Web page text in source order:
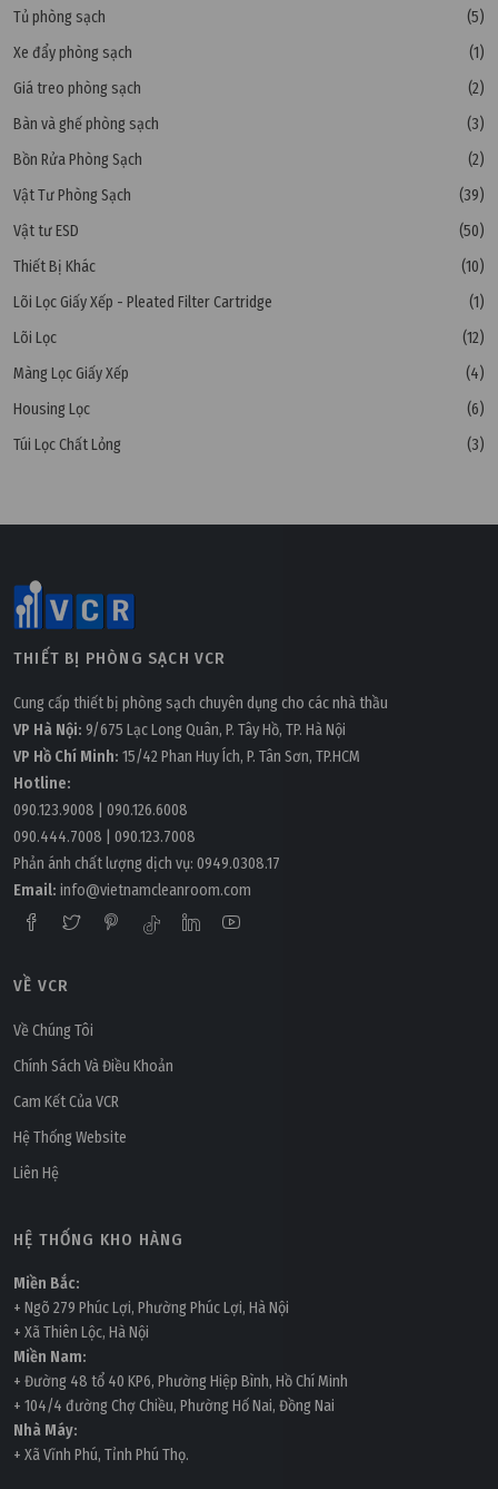
Tủ phòng sạch
(5)
Xe đẩy phòng sạch
(1)
Giá treo phòng sạch
(2)
Bàn và ghế phòng sạch
(3)
Bồn Rửa Phòng Sạch
(2)
Vật Tư Phòng Sạch
(39)
Vật tư ESD
(50)
Thiết Bị Khác
(10)
Lõi Lọc Giấy Xếp - Pleated Filter Cartridge
(1)
Lõi Lọc
(12)
Màng Lọc Giấy Xếp
(4)
Housing Lọc
(6)
Túi Lọc Chất Lỏng
(3)
THIẾT BỊ PHÒNG SẠCH VCR
Cung cấp thiết bị phòng sạch chuyên dụng cho các nhà thầu
VP Hà Nội: 9/675 Lạc Long Quân, P. Tây Hồ, TP. Hà Nội
VP Hồ Chí Minh: 15/42 Phan Huy Ích, P. Tân Sơn, TP.HCM
Hotline:
090.123.9008
090.126.6008
090.444.7008
090.123.7008
Phản ánh chất lượng dịch vụ: 0949.0308.17
Email: info@vietnamcleanroom.com
VỀ VCR
Về Chúng Tôi
Chính Sách Và Điều Khoản
Cam Kết Của VCR
Hệ Thống Website
Liên Hệ
HỆ THỐNG KHO HÀNG
Miền Bắc:
+ Ngõ 279 Phúc Lợi, Phường Phúc Lợi, Hà Nội
+ Xã Thiên Lộc, Hà Nội
Miền Nam:
+ Đường 48 tổ 40 KP6, Phường Hiệp Bình, Hồ Chí Minh
+ 104/4 đường Chợ Chiều, Phường Hố Nai, Đồng Nai
Nhà Máy:
+ Xã Vĩnh Phú, Tỉnh Phú Thọ.